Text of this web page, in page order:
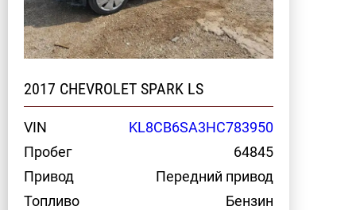
2017 CHEVROLET SPARK LS
VIN
KL8CB6SA3HC783950
Пробег
64845
Привод
Передний привод
Топливо
Бензин